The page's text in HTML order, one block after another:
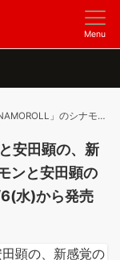
Menu
田顕の、新感覚のご自愛お料理番組！『シナモンと安田顕のゆるドキ☆クッキング』DVDが8/6(水)から発売決定
安田顕の、新
ンと安田顕の
水)から発売